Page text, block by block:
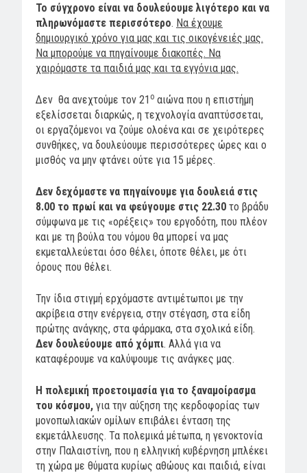
Το σύγχρονο είναι να δουλεύουμε λιγότερο και να
πληρωνόμαστε περισσότερο. Να έχουμε
δημιουργικό χρόνο για μας και τις οικογένειές μας.
Να μπορούμε να πηγαίνουμε διακοπές. Να
χαιρόμαστε τα παιδιά μας και τα εγγόνια μας.
Δεν θα ανεχτούμε τον 21 ο αιώνα που η επιστήμη
εξελίσσεται διαρκώς, η τεχνολογία αναπτύσσεται,
οι εργαζόμενοι να ζούμε ολοένα και σε χειρότερες
συνθήκες, να δουλεύουμε περισσότερες ώρες και ο
μισθός να μην φτάνει ούτε για 15 μέρες.
Δεν δεχόμαστε να πηγαίνουμε για δουλειά στις
8.00 το πρωί και να φεύγουμε στις 22.30 το βράδυ
σύμφωνα με τις «ορέξεις» του εργοδότη, που πλέον
και με τη βούλα του νόμου θα μπορεί να μας
εκμεταλλεύεται όσο θέλει, όποτε θέλει, με ότι
όρους που θέλει.
Την ίδια στιγμή ερχόμαστε αντιμέτωποι με την
ακρίβεια στην ενέργεια, στην στέγαση, στα είδη
πρώτης ανάγκης, στα φάρμακα, στα σχολικά είδη.
Δεν δουλεύουμε από χόμπι. Αλλά για να
καταφέρουμε να καλύψουμε τις ανάγκες μας.
Η πολεμική προετοιμασία για το ξαναμοίρασμα
του κόσμου, για την αύξηση της κερδοφορίας των
μονοπωλιακών ομίλων επιβάλει ένταση της
εκμετάλλευσης. Τα πολεμικά μέτωπα, η γενοκτονία
στην Παλαιστίνη, που η ελληνική κυβέρνηση μπλέκει
τη χώρα με θύματα κυρίως αθώους και παιδιά, είναι